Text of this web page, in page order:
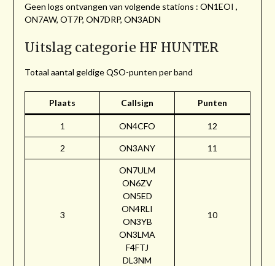
Geen logs ontvangen van volgende stations : ON1EOI ,
ON7AW, OT7P, ON7DRP, ON3ADN
Uitslag categorie HF HUNTER
Totaal aantal geldige QSO-punten per band
Plaats Callsign Punten
1 ON4CFO 12
2 ON3ANY 11
3
ON7ULM
ON6ZV
ON5ED
ON4RLI
ON3YB
ON3LMA
F4FTJ
DL3NM
10